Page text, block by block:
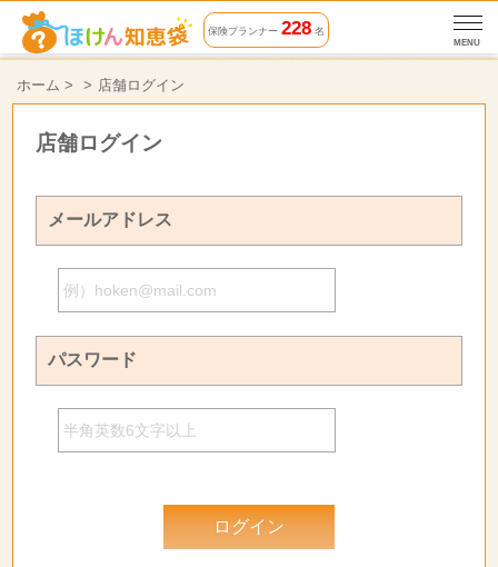
保険プランナー228 名
MENU
ホーム > 店舗ログイン
店舗ログイン
メールアドレス
パスワード